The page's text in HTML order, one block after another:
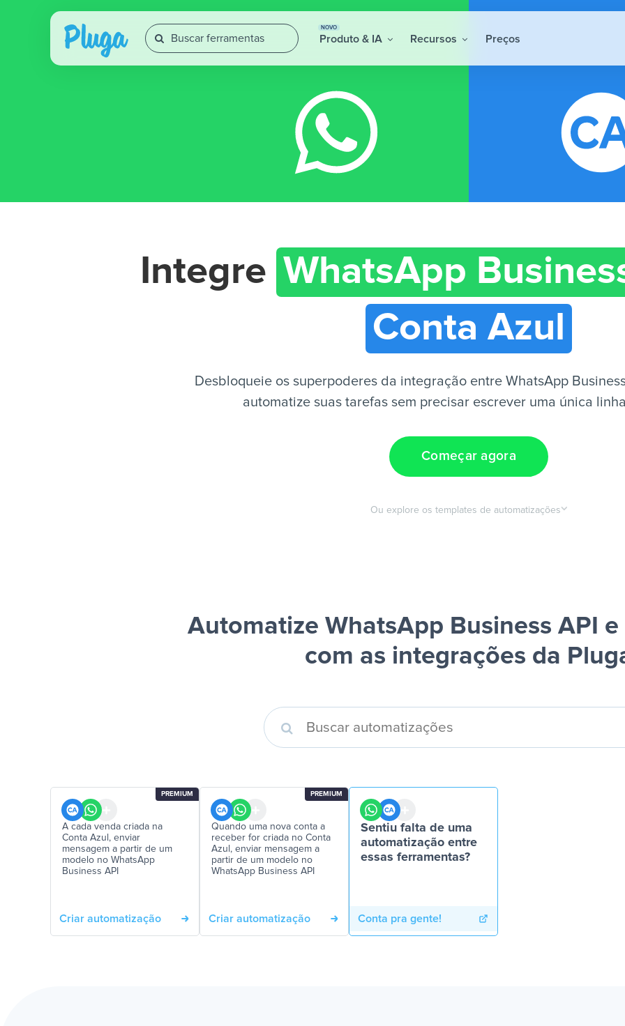
NOVO
Produto & IA Recursos Preços
Integre WhatsApp
Conta Azul
Desbloqueie os superpoderes da integração entre WhatsApp
automatize suas tarefas sem precisar escrever uma única
Começar agora
Ou explore os templates de automatizações
Automatize WhatsApp Business API e
com as integrações da
PREMIUM
A cada venda criada na
Conta Azul, enviar
mensagem a partir de um
modelo no WhatsApp
Business API
Criar automatização
PREMIUM
Quando uma nova conta a
receber for criada no Conta
Azul, enviar mensagem a
partir de um modelo no
WhatsApp Business API
Criar automatização
Sentiu falta de uma
automatização entre
essas ferramentas?
Conta pra gente!